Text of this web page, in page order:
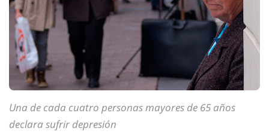
Una de cada cuatro personas mayores de 65 años
declara sufrir depresión